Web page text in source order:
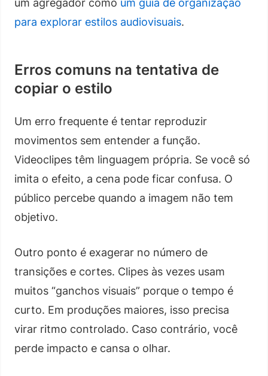
um agregador como um guia de organização
para explorar estilos audiovisuais.
Erros comuns na tentativa de
copiar o estilo
Um erro frequente é tentar reproduzir
movimentos sem entender a função.
Videoclipes têm linguagem própria. Se você só
imita o efeito, a cena pode ficar confusa. O
público percebe quando a imagem não tem
objetivo.
Outro ponto é exagerar no número de
transições e cortes. Clipes às vezes usam
muitos “ganchos visuais” porque o tempo é
curto. Em produções maiores, isso precisa
virar ritmo controlado. Caso contrário, você
perde impacto e cansa o olhar.